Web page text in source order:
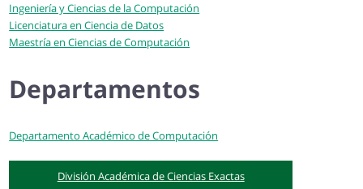
Ingeniería y Ciencias de la Computación
Licenciatura en Ciencia de Datos
Maestría en Ciencias de Computación
Departamentos
Departamento Académico de Computación
División Académica de Ciencias Exactas